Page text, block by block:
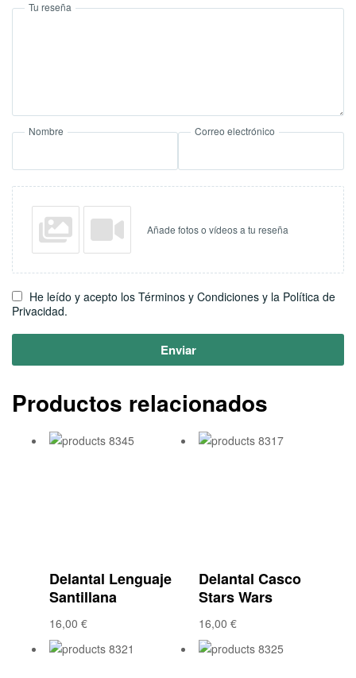
Tu reseña
Nombre Correo electrónico
Añade fotos o vídeos a tu reseña
He leído y acepto los Términos y Condiciones y la Política de
Privacidad.
Enviar
Productos relacionados
Delantal Lenguaje
Santillana
16,00 €
Delantal Casco
Stars Wars
16,00 €